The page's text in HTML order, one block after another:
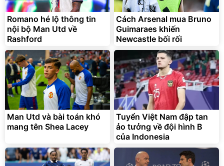
Romano hé lộ thông tin
nội bộ Man Utd về
Rashford
Cách Arsenal mua Bruno
Guimaraes khiến
Newcastle bối rối
Man Utd và bài toán khó
mang tên Shea Lacey
Tuyển Việt Nam đập tan
ảo tưởng về đội hình B
của Indonesia